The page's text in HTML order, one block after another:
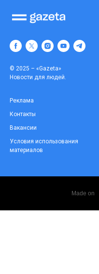
© 2025 – «Gazeta»
Новости для людей.
Реклама
Контакты
Вакансии
Условия использования
материалов
Made on